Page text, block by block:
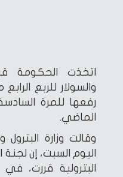
اتخذت الحكومة
والسولار للربع
رفعها للمرة
الماضي.
وقالت وزارة البترول
اليوم السبت، إن
البترولية قررت،